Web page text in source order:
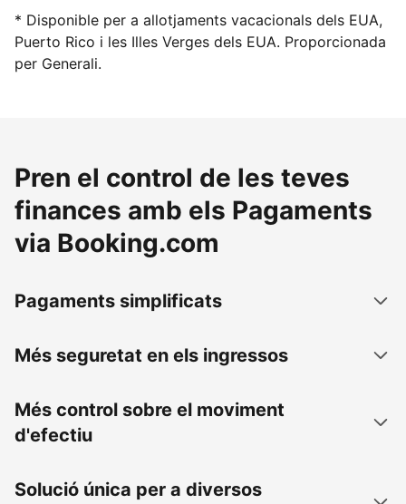
* Disponible per a allotjaments vacacionals dels EUA,
Puerto Rico i les Illes Verges dels EUA. Proporcionada
per Generali.
Pren el control de les teves
finances amb els Pagaments
via Booking.com
Pagaments simplificats
Més seguretat en els ingressos
Més control sobre el moviment
d'efectiu
Solució única per a diversos